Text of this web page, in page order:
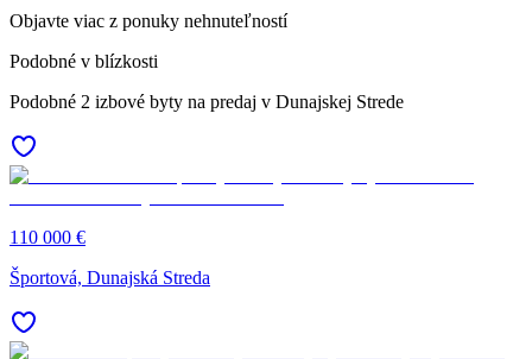
Objavte viac z ponuky nehnuteľností
Podobné v blízkosti
Podobné 2 izbové byty na predaj v Dunajskej Strede
110 000 €
Športová, Dunajská Streda